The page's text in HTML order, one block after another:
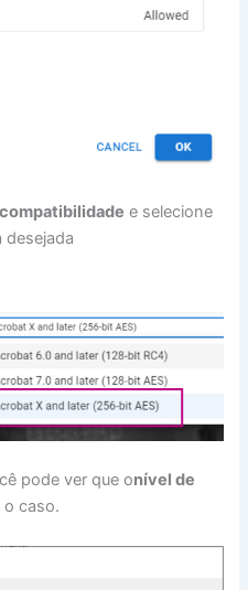
compatibilidade e selecione
desejada
pode ver que onível de
caso.